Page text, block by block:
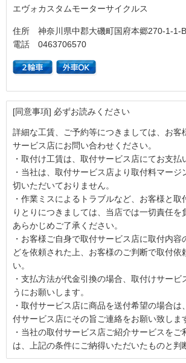
エヴォカスタムモーターサイクルス
住所 神奈川県中郡大磯町国府本郷270-1-1-B
電話 0463706570
[同意事項] 必ずお読みください
詳細な工賃、ご予約等につきましては、お客
サービス店にお問い合わせください。
・取付け工賃は、取付サービス店にてお支払
・当社は、取付サービス店より取付料マー
切いただいておりません。
・作業ミスによるトラブルなど、お客様と
りとりにつきましては、当店では一切責任を
あらかじめご了承ください。
・お客様ご自身で取付サービス店に取付内容
どを依頼された上、お客様のご判断で取付依
い。
・支払方法が代金引換の場合、取付けサービ
うにお願いします。
・取付サービス店に商品を送付希望の場合は
付サービス店にその旨ご連絡をお願い致しま
・当社の取付サービス店ご紹介サービスをご
は、上記の条件にご納得いただいたものと判